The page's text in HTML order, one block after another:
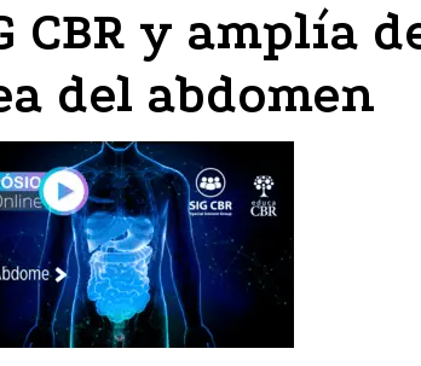
CBR y amplía
del abdomen